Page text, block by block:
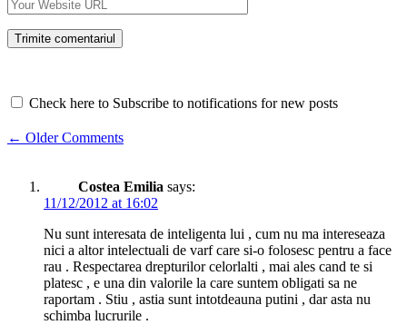
Check here to Subscribe to notifications for new posts
Comment
← Older Comments
Costea Emilia says:
11/12/2012 at 16:02
Nu sunt interesata de inteligenta lui , cum nu ma intereseaza
nici a altor intelectuali de varf care si-o folosesc pentru a face
rau . Respectarea drepturilor celorlalti , mai ales cand te si
platesc , e una din valorile la care suntem obligati sa ne
raportam . Stiu , astia sunt intotdeauna putini , dar asta nu
schimba lucrurile .